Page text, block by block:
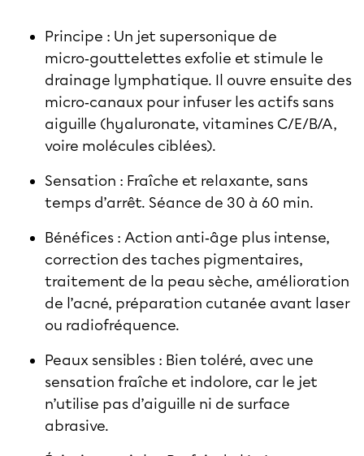
Principe : Un jet supersonique de
micro‑gouttelettes exfolie et stimule le
drainage lymphatique. Il ouvre ensuite des
micro‑canaux pour infuser les actifs sans
aiguille (hyaluronate, vitamines C/E/B/A,
voire molécules ciblées).
Sensation : Fraîche et relaxante, sans
temps d’arrêt. Séance de 30 à 60 min.
Bénéfices : Action anti‑âge plus intense,
correction des taches pigmentaires,
traitement de la peau sèche, amélioration
de l’acné, préparation cutanée avant laser
ou radiofréquence.
Peaux sensibles : Bien toléré, avec une
sensation fraîche et indolore, car le jet
n’utilise pas d’aiguille ni de surface
abrasive.